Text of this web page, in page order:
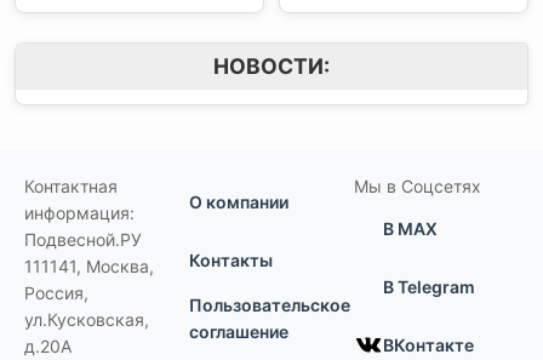
НОВОСТИ:
Контактная
информация:
Подвесной.РУ
111141, Москва,
Россия,
ул.Кусковская,
д.20А
О компании
Контакты
Пользовательское
соглашение
Мы в Соцсетях
В MAX
В Telegram
ВКонтакте